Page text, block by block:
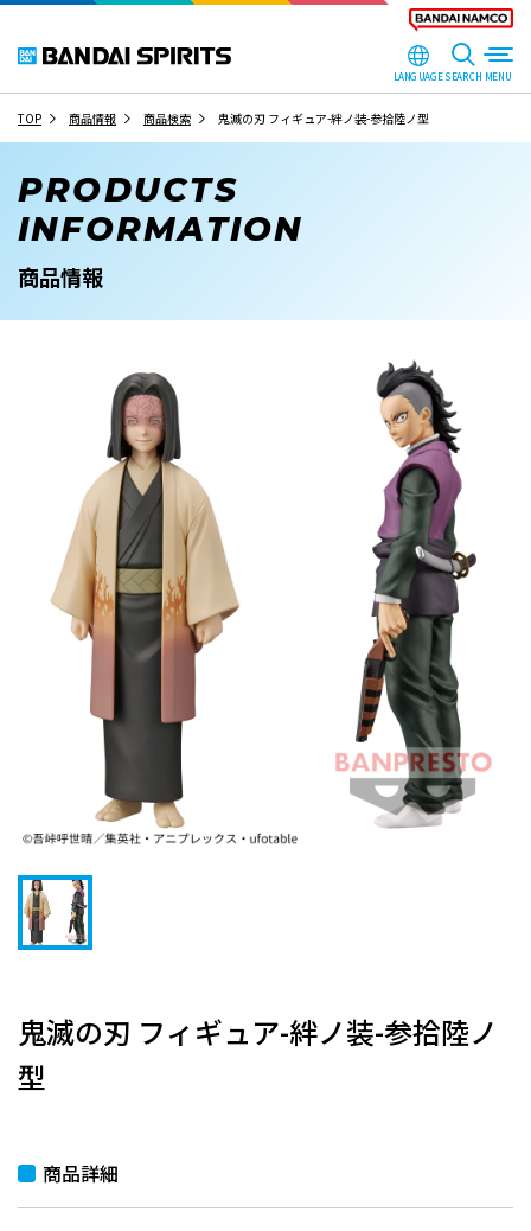
LANGUAGESEARCH
TOP 商品情報 商品検索 鬼滅の刃 フィギュア-絆ノ装-参拾陸ノ型
PRODUCTS
INFORMATION
商品情報
鬼滅の刃 フィギュア-絆ノ装-参拾陸ノ
型
商品詳細